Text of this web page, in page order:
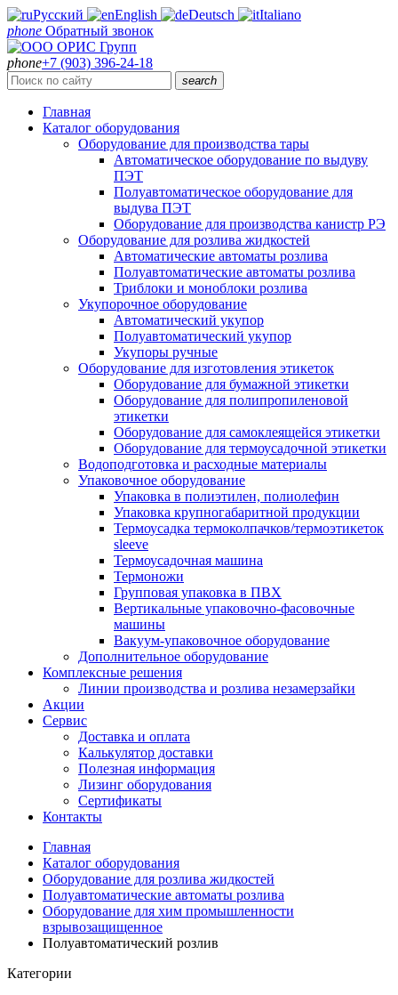
Русский English Deutsch
Italiano
phone Обратный звонок
phone+7 (903) 396-24-18
search
Главная
Каталог оборудования
Оборудование для производства тары
Автоматическое оборудование по выдуву
ПЭТ
Полуавтоматическое оборудование для
выдува ПЭТ
Оборудование для производства канистр РЭ
Оборудование для розлива жидкостей
Автоматические автоматы розлива
Полуавтоматические автоматы розлива
Триблоки и моноблоки розлива
Укупорочное оборудование
Автоматический укупор
Полуавтоматический укупор
Укупоры ручные
Оборудование для изготовления этикеток
Оборудование для бумажной этикетки
Оборудование для полипропиленовой
этикетки
Оборудование для самоклеящейся этикетки
Оборудование для термоусадочной этикетки
Водоподготовка и расходные материалы
Упаковочное оборудование
Упаковка в полиэтилен, полиолефин
Упаковка крупногабаритной продукции
Термоусадка термоколпачков/термоэтикеток
sleeve
Термоусадочная машина
Термоножи
Групповая упаковка в ПВХ
Вертикальные упаковочно-фасовочные
машины
Вакуум-упаковочное оборудование
Дополнительное оборудование
Комплексные решения
Линии производства и розлива незамерзайки
Акции
Сервис
Доставка и оплата
Калькулятор доставки
Полезная информация
Лизинг оборудования
Сертификаты
Контакты
Главная
Каталог оборудования
Оборудование для розлива жидкостей
Полуавтоматические автоматы розлива
Оборудование для хим промышленности
взрывозащищенное
Полуавтоматический розлив
Категории